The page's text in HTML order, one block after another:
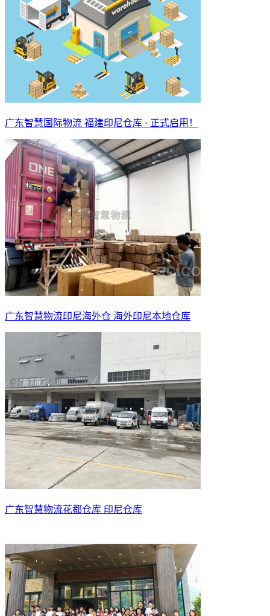
广东智慧国际物流 福建印尼仓库 · 正式启用！
广东智慧物流印尼海外仓 海外印尼本地仓库
广东智慧物流花都仓库 印尼仓库